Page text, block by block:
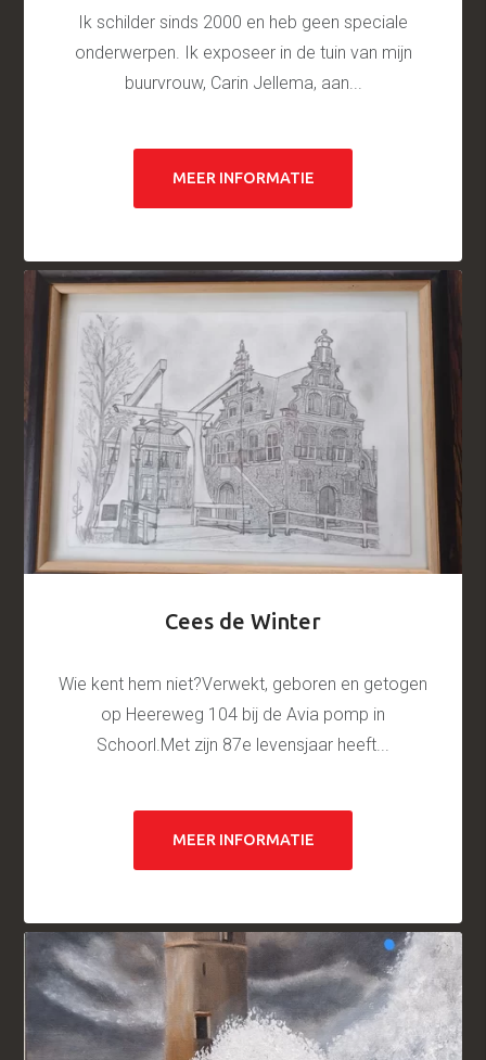
Ik schilder sinds 2000 en heb geen speciale
onderwerpen. Ik exposeer in de tuin van mijn
buurvrouw, Carin Jellema, aan...
MEER INFORMATIE
Cees de Winter
Wie kent hem niet?Verwekt, geboren en getogen
op Heereweg 104 bij de Avia pomp in
Schoorl.Met zijn 87e levensjaar heeft...
MEER INFORMATIE